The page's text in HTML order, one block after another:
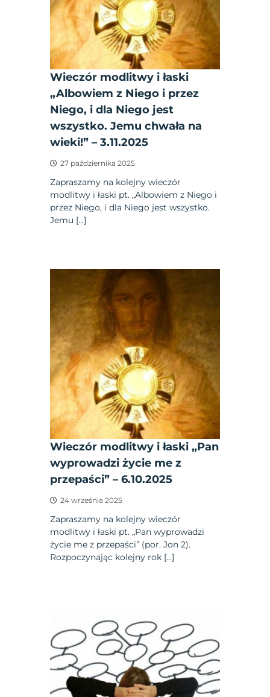
Wieczór modlitwy i łaski
„Albowiem z Niego i przez
Niego, i dla Niego jest
wszystko. Jemu chwała na
wieki!” – 3.11.2025
27 października 2025
Zapraszamy na kolejny wieczór
modlitwy i łaski pt. „Albowiem z Niego i
przez Niego, i dla Niego jest wszystko.
Jemu […]
Wieczór modlitwy i łaski „Pan
wyprowadzi życie me z
przepaści” – 6.10.2025
24 września 2025
Zapraszamy na kolejny wieczór
modlitwy i łaski pt. „Pan wyprowadzi
życie me z przepaści” (por. Jon 2).
Rozpoczynając kolejny rok […]